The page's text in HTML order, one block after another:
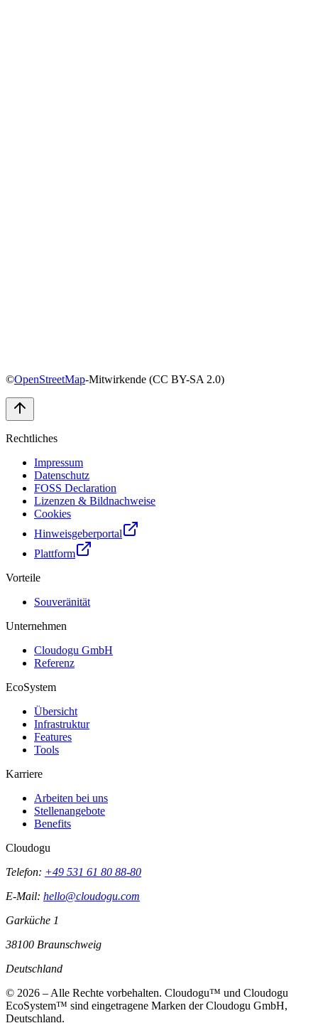
©OpenStreetMap-Mitwirkende (CC BY-SA 2.0)
Rechtliches
Impressum
Datenschutz
FOSS Declaration
Lizenzen & Bildnachweise
Cookies
Hinweisgeberportal
Plattform
Vorteile
Souveränität
Unternehmen
Cloudogu GmbH
Referenz
EcoSystem
Übersicht
Infrastruktur
Features
Tools
Karriere
Arbeiten bei uns
Stellenangebote
Benefits
Cloudogu
Telefon: +49 531 61 80 88-80
E-Mail: hello@cloudogu.com
Garküche 1
38100 Braunschweig
Deutschland
© 2026 – Alle Rechte vorbehalten. Cloudogu™ und Cloudogu
EcoSystem™ sind eingetragene Marken der Cloudogu GmbH,
Deutschland.